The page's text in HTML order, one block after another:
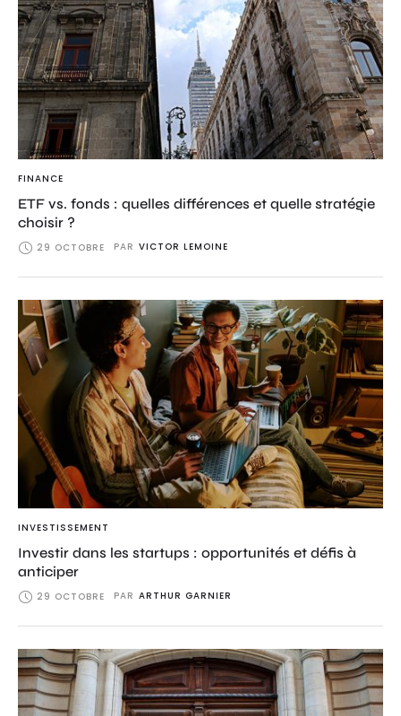
FINANCE
ETF vs. fonds : quelles différences et quelle stratégie
choisir ?
29 OCTOBRE PAR VICTOR LEMOINE
INVESTISSEMENT
Investir dans les startups : opportunités et défis à
anticiper
29 OCTOBRE PAR ARTHUR GARNIER